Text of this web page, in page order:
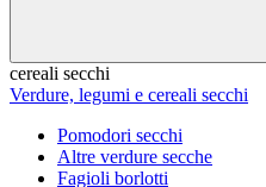
cereali secchi
Verdure, legumi e cereali secchi
Pomodori secchi
Altre verdure secche
Fagioli borlotti